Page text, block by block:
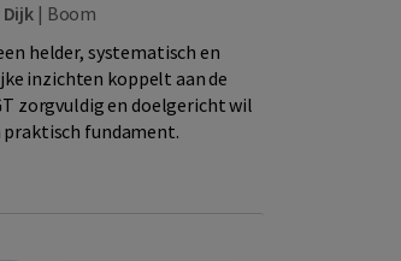
| Boom
helder, systematisch en
inzichten koppelt aan de
zorgvuldig en doelgericht wil
fundament.